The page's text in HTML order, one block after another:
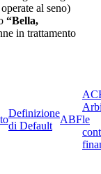
al seno)
“Bella,
in trattamento
Definizione
di Default
ABFle